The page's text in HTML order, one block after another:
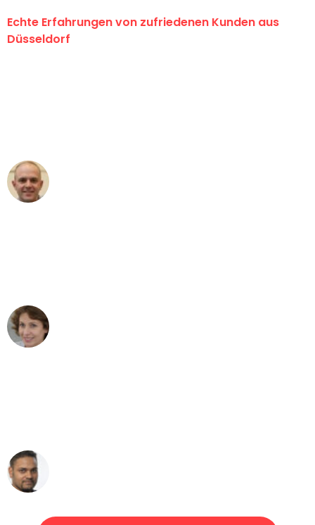
Echte Erfahrungen von zufriedenen Kunden aus
Düsseldorf